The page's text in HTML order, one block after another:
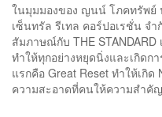
ในมุมมองของ ญนน์ โภคทรัพย์
เซ็นทรัล รีเทล คอร์ปอเรชั่น จ
สัมภาษณ์กับ THE
ทำให้ทุกอย่างหยุดนิ่งและเกิดก
แรกคือ Great Reset ทำให้เกิด
ความสะอาดที่คนให้ความสำคั